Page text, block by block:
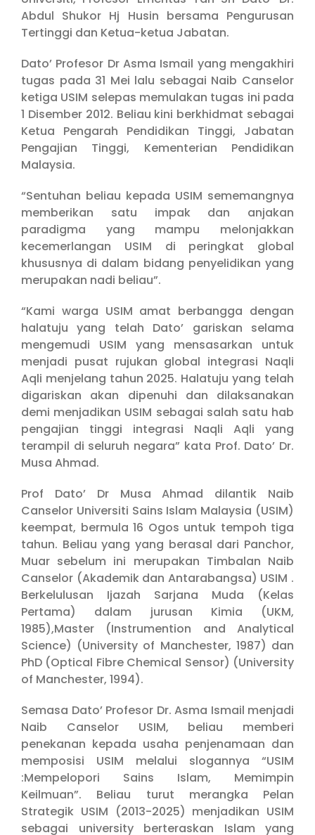
Abdul Shukor Hj Husin bersama Pengurusan
Tertinggi dan Ketua-ketua Jabatan.
Dato’ Profesor Dr Asma Ismail yang mengakhiri
tugas pada 31 Mei lalu sebagai Naib Canselor
ketiga USIM selepas memulakan tugas ini pada
1 Disember 2012. Beliau kini berkhidmat sebagai
Ketua Pengarah Pendidikan Tinggi, Jabatan
Pengajian Tinggi, Kementerian Pendidikan
Malaysia.
“Sentuhan beliau kepada USIM sememangnya
memberikan satu impak dan anjakan
paradigma yang mampu melonjakkan
kecemerlangan USIM di peringkat global
khususnya di dalam bidang penyelidikan yang
merupakan nadi beliau”.
“Kami warga USIM amat berbangga dengan
halatuju yang telah Dato’ gariskan selama
mengemudi USIM yang mensasarkan untuk
menjadi pusat rujukan global integrasi Naqli
Aqli menjelang tahun 2025. Halatuju yang telah
digariskan akan dipenuhi dan dilaksanakan
demi menjadikan USIM sebagai salah satu hab
pengajian tinggi integrasi Naqli Aqli yang
terampil di seluruh negara” kata Prof. Dato’ Dr.
Musa Ahmad.
Prof Dato’ Dr Musa Ahmad dilantik Naib
Canselor Universiti Sains Islam Malaysia (USIM)
keempat, bermula 16 Ogos untuk tempoh tiga
tahun. Beliau yang yang berasal dari Panchor,
Muar sebelum ini merupakan Timbalan Naib
Canselor (Akademik dan Antarabangsa) USIM .
Berkelulusan Ijazah Sarjana Muda (Kelas
Pertama) dalam jurusan Kimia (UKM,
1985),Master (Instrumention and Analytical
Science) (University of Manchester, 1987) dan
PhD (Optical Fibre Chemical Sensor) (University
of Manchester, 1994).
Semasa Dato’ Profesor Dr. Asma Ismail menjadi
Naib Canselor USIM, beliau memberi
penekanan kepada usaha penjenamaan dan
memposisi USIM melalui slogannya “USIM
:Mempelopori Sains Islam, Memimpin
Keilmuan”. Beliau turut merangka Pelan
Strategik USIM (2013-2025) menjadikan USIM
sebagai university berteraskan Islam yang